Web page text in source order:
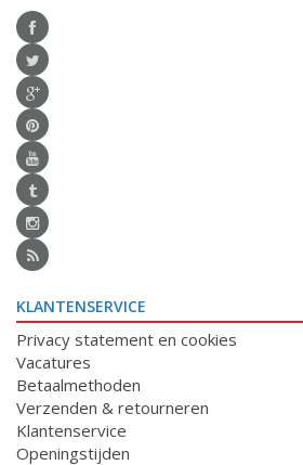
KLANTENSERVICE
Privacy statement en cookies
Vacatures
Betaalmethoden
Verzenden & retourneren
Klantenservice
Openingstijden